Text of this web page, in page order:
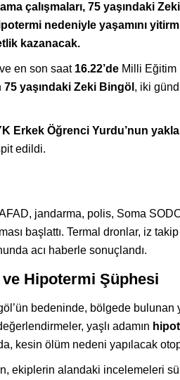
çalışmaları, 75 yaşındaki
nedeniyle yaşamını
kazanacak.
en son saat 16.22’de Milli Eğitim
75 yaşındaki Zeki Bingöl , iki
Erkek Öğrenci Yurdu’nun
edildi.
jandarma, polis, Soma
başlattı. Termal dronlar, iz
acı haberle sonuçlandı.
Hipotermi Şüphesi
bedeninde, bölgede
yaşlı adamın
kesin ölüm nedeni yapılacak
ekiplerin alandaki incelemeleri